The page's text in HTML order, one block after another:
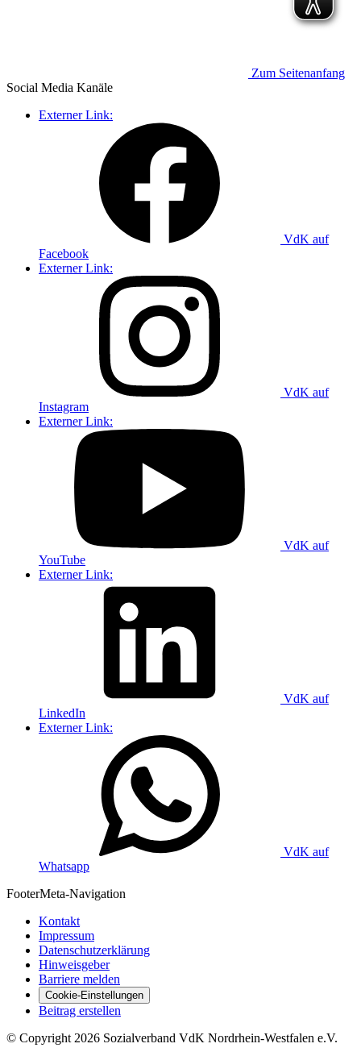
Zum Seitenanfang
Social Media Kanäle
Externer Link:
VdK auf
Facebook
Externer Link:
VdK auf
Instagram
Externer Link:
VdK auf
YouTube
Externer Link:
VdK auf
LinkedIn
Externer Link:
VdK auf
Whatsapp
FooterMeta-Navigation
Kontakt
Impressum
Datenschutzerklärung
Hinweisgeber
Barriere melden
Cookie-Einstellungen
Beitrag erstellen
© Copyright 2026 Sozialverband VdK Nordrhein-Westfalen e.V.